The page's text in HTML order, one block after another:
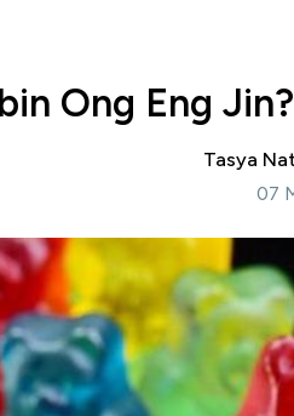
Ong Eng
Tasya
07